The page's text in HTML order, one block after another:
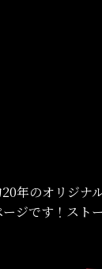
年のオリジナ
ジです！スト